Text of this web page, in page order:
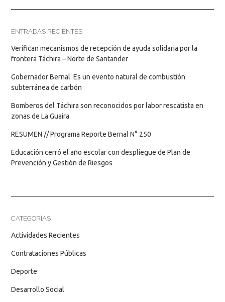
ENTRADAS RECIENTES
Verifican mecanismos de recepción de ayuda solidaria por la
frontera Táchira – Norte de Santander
Gobernador Bernal: Es un evento natural de combustión
subterránea de carbón
Bomberos del Táchira son reconocidos por labor rescatista en
zonas de La Guaira
RESUMEN // Programa Reporte Bernal N° 250
Educación cerró el año escolar con despliegue de Plan de
Prevención y Gestión de Riesgos
CATEGORÍAS
Actividades Recientes
Contrataciones Públicas
Deporte
Desarrollo Social